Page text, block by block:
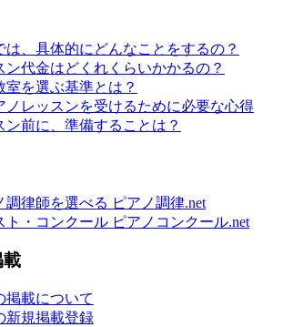
は、具体的にどんなことをするの？
ン代金はどくれくらいかかるの？
室を選ぶ基準とは？
ノレッスンを受けるために必要な心得
ン前に、準備することは？
調律師を選べる ピアノ調律.net
ト・コンクール ピアノコンクール.net
載
掲載について
新規掲載登録